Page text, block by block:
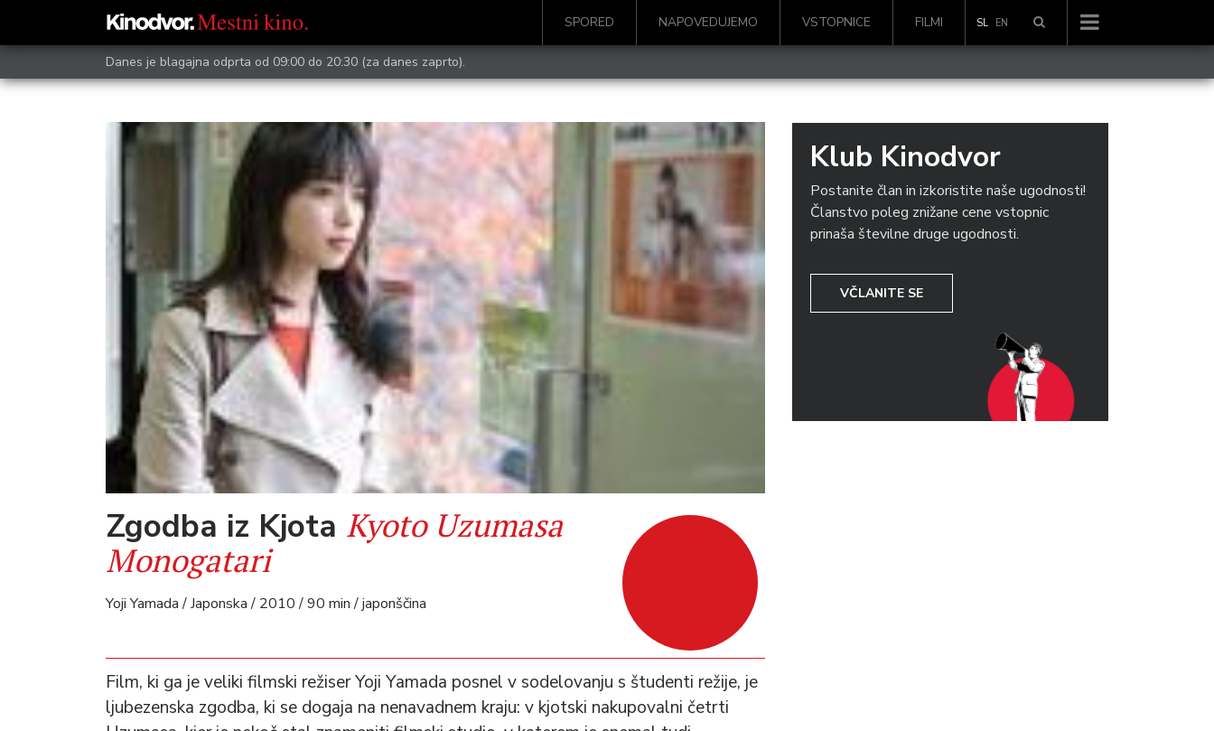
SPORED NAPOVEDUJEMO VSTOPNICE FILMI SL EN
Danes je blagajna odprta od 09:00 do 20:30 (za danes zaprto).
Zgodba iz Kjota Kyoto Uzumasa
Monogatari
Yoji Yamada / Japonska / 2010 / 90 min / japonščina
Film, ki ga je veliki filmski režiser Yoji Yamada posnel v sodelovanju s študenti režije, je
ljubezenska zgodba, ki se dogaja na nenavadnem kraju: v kjotski nakupovalni četrti
Klub Kinodvor
Postanite član in izkoristite naše ugodnosti!
Članstvo poleg znižane cene vstopnic
prinaša številne druge ugodnosti.
VČLANITE SE